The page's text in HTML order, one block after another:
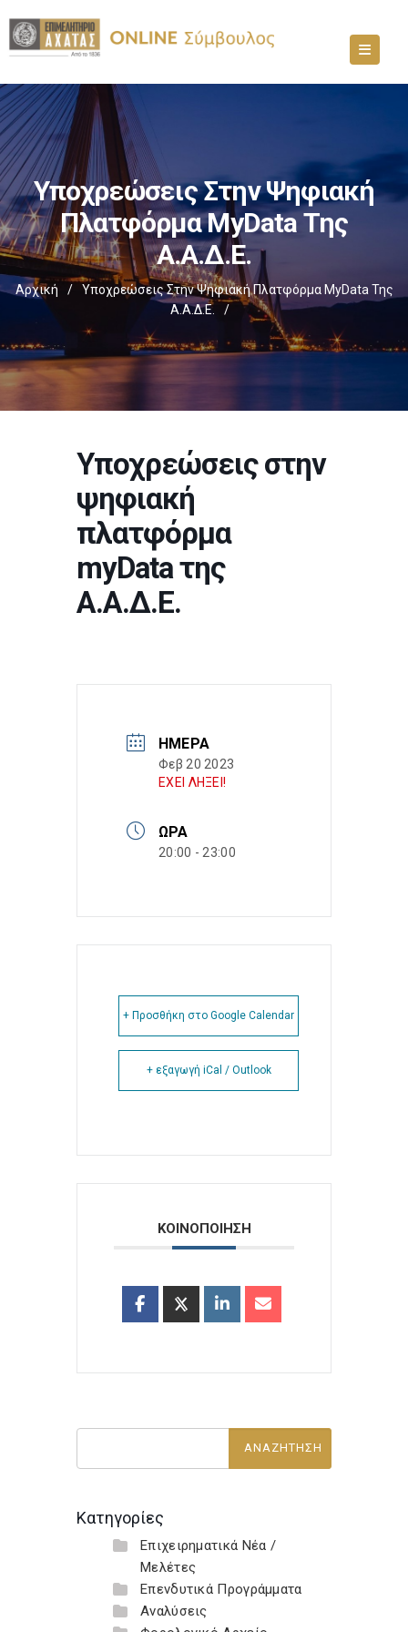
Υποχρεώσεις Στην Ψηφιακή
Πλατφόρμα MyData Της
Α.Α.Δ.Ε.
Αρχική /
Υποχρεώσεις Στην Ψηφιακή Πλατφόρμα MyData Της
Α.Α.Δ.Ε.
/
Υποχρεώσεις στην
ψηφιακή
πλατφόρμα
myData της
Α.Α.Δ.Ε.
ΗΜΈΡΑ
Φεβ 20 2023
ΕΧΕΙ ΛΗΞΕΙ!
ΏΡΑ
20:00 - 23:00
+ Προσθήκη στο Google Calendar
+ εξαγωγή iCal / Outlook
ΚΟΙΝΟΠΟΙΗΣΗ
Κατηγορίες
Επιχειρηματικά Νέα /
Μελέτες
Επενδυτικά Προγράμματα
Αναλύσεις